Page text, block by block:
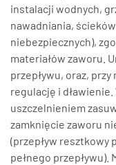
instalacji wodnych,
nawadniania,
niebezpiecznych),
materiałów zaworu.
przepływu, oraz,
regulację i
uszczelnieniem
zamknięcie zaworu
(przepływ resztkowy
pełnego przepływu).